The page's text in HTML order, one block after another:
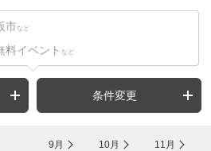
市 など
料イベント など
条件変更
9月 10月 11月